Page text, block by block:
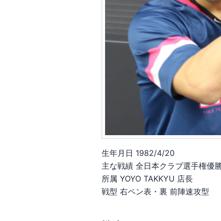
生年月日 1982/4/20
主な戦績 全日本クラブ選手権優
所属 YOYO TAKKYU 店長
戦型 右ペン表・裏 前陣速攻型